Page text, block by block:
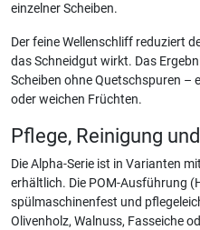
einzelner Scheiben.
Der feine Wellenschliff reduziert
das Schneidgut wirkt. Das
Scheiben ohne Quetschspuren –
oder weichen Früchten.
Pflege, Reinigung
Die Alpha-Serie ist in Varianten
erhältlich. Die POM-Ausführung
spülmaschinenfest und
Olivenholz, Walnuss, Fasseiche